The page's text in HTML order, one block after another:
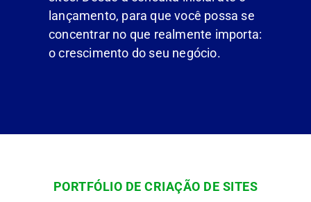
lançamento, para que você possa se
concentrar no que realmente importa:
o crescimento do seu negócio.
PORTFÓLIO DE CRIAÇÃO DE SITES